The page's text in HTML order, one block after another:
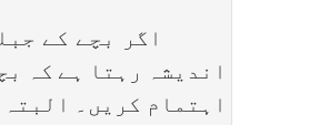
اگر بچے کے جبلی
اندیشہ رہتا ہے کہ
اہتمام کریں۔